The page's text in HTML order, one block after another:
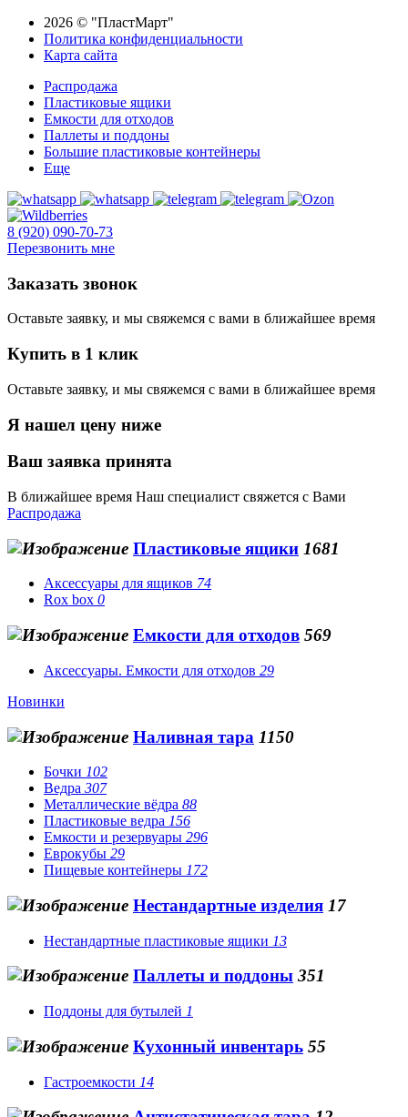
2026 © "ПластМарт"
Политика конфиденциальности
Карта сайта
Распродажа
Пластиковые ящики
Емкости для отходов
Паллеты и поддоны
Большие пластиковые контейнеры
Еще
8 (920) 090-70-73
Перезвонить мне
Заказать звонок
Оставьте заявку, и мы свяжемся с вами в ближайшее время
Купить в 1 клик
Оставьте заявку, и мы свяжемся с вами в ближайшее время
Я нашел цену ниже
Ваш заявка принята
В ближайшее время Наш специалист свяжется с Вами
Распродажа
Пластиковые ящики 1681
Аксессуары для ящиков 74
Rox box 0
Емкости для отходов 569
Аксессуары. Емкости для отходов 29
Новинки
Наливная тара 1150
Бочки 102
Ведра 307
Металлические вёдра 88
Пластиковые ведра 156
Емкости и резервуары 296
Еврокубы 29
Пищевые контейнеры 172
Нестандартные изделия 17
Нестандартные пластиковые ящики 13
Паллеты и поддоны 351
Поддоны для бутылей 1
Кухонный инвентарь 55
Гастроемкости 14